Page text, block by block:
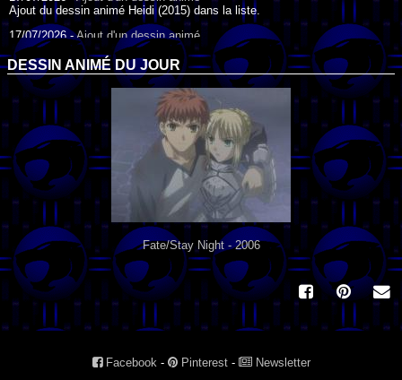
Ajout du dessin animé Heidi (2015) dans la liste.
17/07/2026 -Ajout d'un dessin animé
Ajout du dessin animé Heidi (1995) dans la liste.
09/07/2026 -Ajout d'un dessin animé
Ajout du dessin animé Genki l'Aventurier de la Chance (2006) dans la
liste.
04/07/2026 -
Ajout d'un dessin animé
Ajout du dessin animé Vilain Petit Canard (2000) dans la liste.
04/07/2026 -
Ajout d'un dessin animé
Ajout du dessin animé Le Noël du vilain petit canard (2003) dans la liste.
DESSIN ANIMÉ DU JOUR
Fate/Stay Night - 2006
Facebook- Pinterest- Newsletter